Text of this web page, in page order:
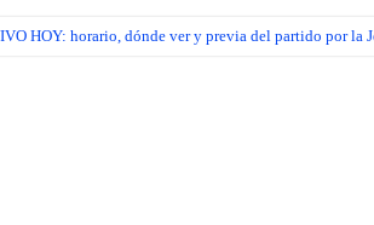
HOY: horario, dónde ver y previa del partido por la